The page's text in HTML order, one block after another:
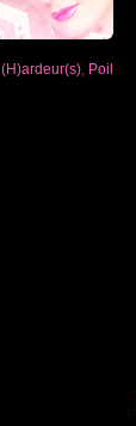
(H)ardeur(s) Poil